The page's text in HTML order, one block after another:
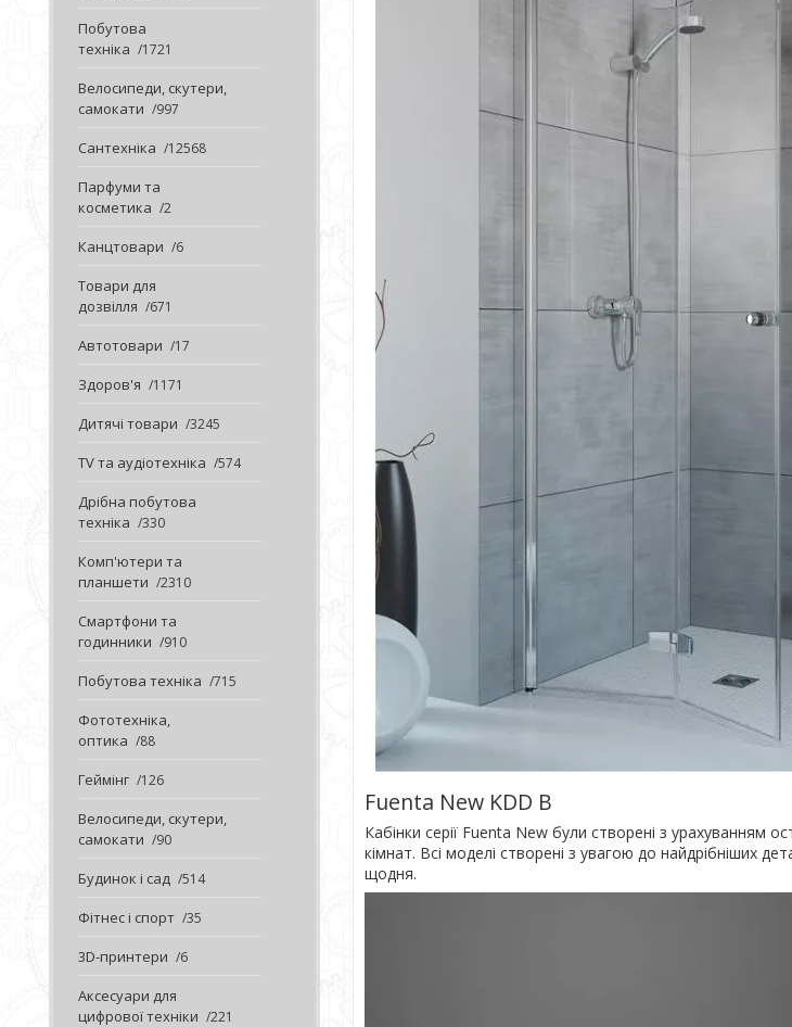
Побутова
техніка
1721
Велосипеди, скутери,
самокати
997
Сантехніка 12568
Парфуми та
косметика
2
Канцтовари 6
Товари для
дозвілля
671
Автотовари 17
Здоров'я 1171
Дитячі товари 3245
TV та аудіотехніка 574
Дрібна побутова
техніка
330
Комп'ютери та
планшети
2310
Смартфони та
годинники
910
Побутова техніка 715
Фототехніка,
оптика
88
Геймінг 126
Велосипеди, скутери,
самокати
90
Будинок і сад 514
Фітнес і спорт 35
3D-принтери 6
Аксесуари для
цифрової техніки
221
Fuenta New KDD B
Кабінки серії Fuenta New були створені з урахуванням
кімнат. Всі моделі створені з увагою до найдрібніших
щодня.